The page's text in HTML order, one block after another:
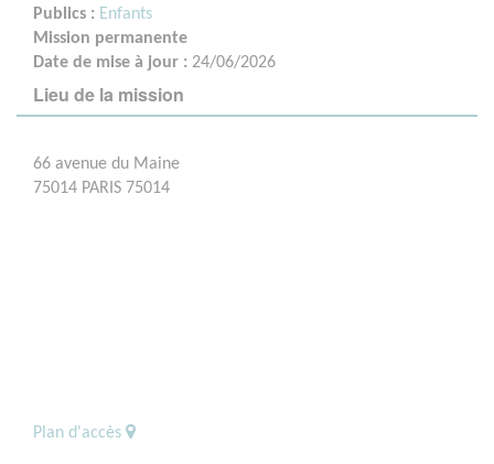
Publics : Enfants
Mission permanente
Date de mise à jour : 24/06/2026
Lieu de la mission
66 avenue du Maine
75014 PARIS 75014
Plan d'accès